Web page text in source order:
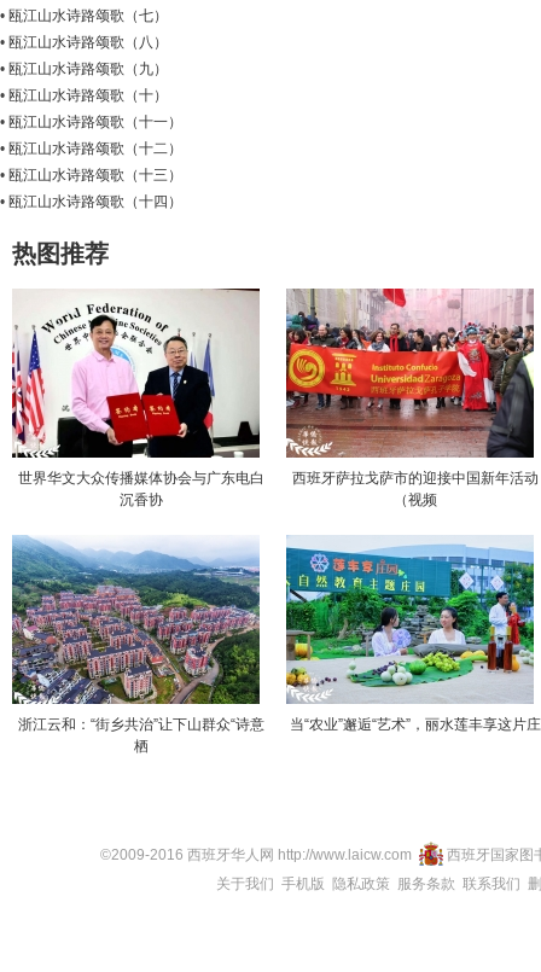
• 瓯江山水诗路颂歌（七）
• 瓯江山水诗路颂歌（八）
• 瓯江山水诗路颂歌（九）
• 瓯江山水诗路颂歌（十）
• 瓯江山水诗路颂歌（十一）
• 瓯江山水诗路颂歌（十二）
• 瓯江山水诗路颂歌（十三）
• 瓯江山水诗路颂歌（十四）
热图推荐
世界华文大众传播媒体协会与广东电白
沉香协
西班牙萨拉戈萨市的迎接中国新年活动
（视频
浙江云和：“街乡共治”让下山群众“诗意
栖
当“农业”邂逅“艺术”，丽水莲丰享这片庄
©2009-2016 西班牙华人网 http://www.laicw.com
西班牙国家图
关于我们 手机版 隐私政策 服务条款 联系我们